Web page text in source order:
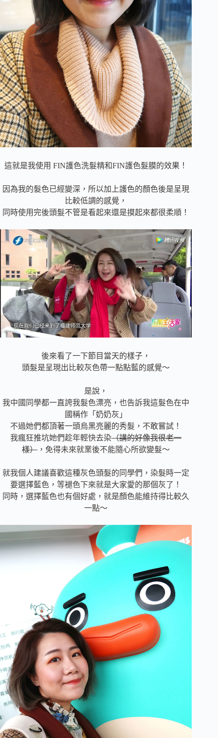
這就是我使用 FIN護色洗髮精和FIN護色髮膜的效果！
因為我的髮色已經變深，所以加上護色的顏色後是呈現
比較低調的感覺，
同時使用完後頭髮不管是看起來還是摸起來都很柔順！
後來看了一下節目當天的樣子，
頭髮是呈現出比較灰色帶一點點藍的感覺～
是說，
我中國同學都一直誇我髮色漂亮，也告訴我這髮色在中
國稱作「奶奶灰」
不過她們都頂著一頭烏黑亮麗的秀髮，不敢嘗試！
我瘋狂推坑她們趁年輕快去染（講的好像我很老一
樣） ，免得未來就業後不能隨心所欲變髮～
就我個人建議喜歡這種灰色頭髮的同學們，染髮時一定
要選擇藍色，等褪色下來就是大家愛的那個灰了！
同時，選擇藍色也有個好處，就是顏色能維持得比較久
一點～